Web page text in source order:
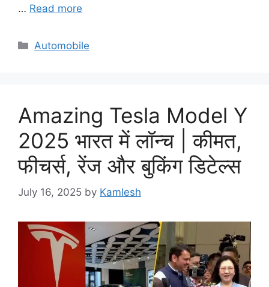
… Read more
Categories
Automobile
Amazing Tesla Model Y
2025 भारत में लॉन्च | कीमत,
फीचर्स, रेंज और बुकिंग डिटेल्स
July 16, 2025 by Kamlesh